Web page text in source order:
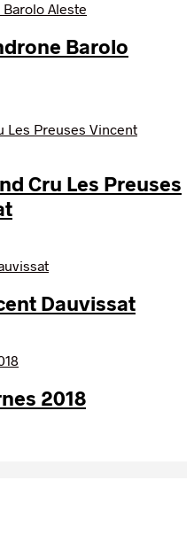
Barolo
Cru Les Preuses
Dauvissat
2018